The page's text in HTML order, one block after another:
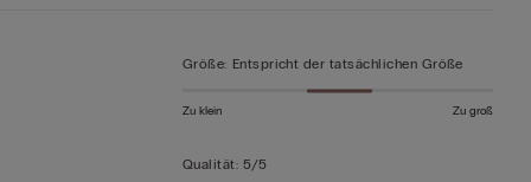
Größe: Entspricht der tatsächlichen Größe
Zu klein Zu groß
Qualität: 5/5